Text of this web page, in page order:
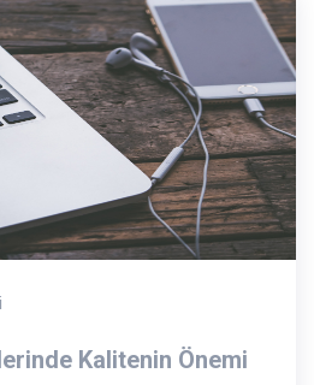
Kalitenin Önemi